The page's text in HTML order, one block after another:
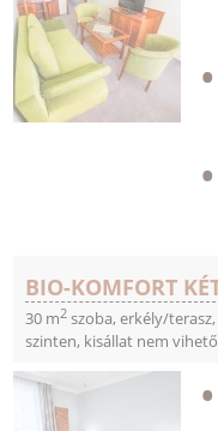
BIO-KOMFORT
30 m2szoba, erkély/
szinten, kisállat nem